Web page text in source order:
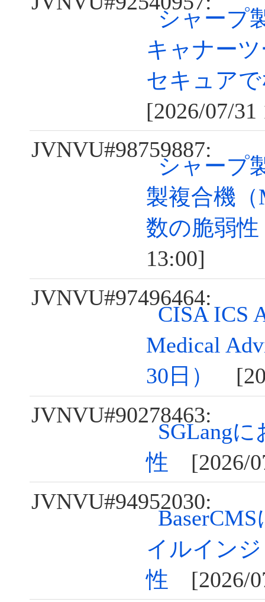
シャープ
キャナー
セキュア
[2026/07/31
JVNVU#98759887:
シャープ
製複合機
数の脆弱性
13:00]
JVNVU#97496464:
CISA ICS
Medical
30日）
JVNVU#90278463:
SGLang
性 [2026/
JVNVU#94952030:
イルイン
性 [2026/